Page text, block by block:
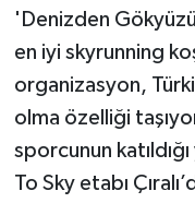
'Denizden
en iyi skyrunning
organizasyon,
olma özelliği
sporcunun
To Sky etabı
RESMİ İLAN